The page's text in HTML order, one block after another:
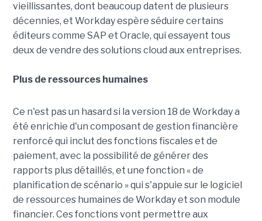
vieillissantes, dont beaucoup datent de plusieurs
décennies, et Workday espère séduire certains
éditeurs comme SAP et Oracle, qui essayent tous
deux de vendre des solutions cloud aux entreprises.
Plus de ressources humaines
Ce n'est pas un hasard si la version 18 de Workday a
été enrichie d'un composant de gestion financière
renforcé qui inclut des fonctions fiscales et de
paiement, avec la possibilité de générer des
rapports plus détaillés, et une fonction « de
planification de scénario » qui s'appuie sur le logiciel
de ressources humaines de Workday et son module
financier. Ces fonctions vont permettre aux